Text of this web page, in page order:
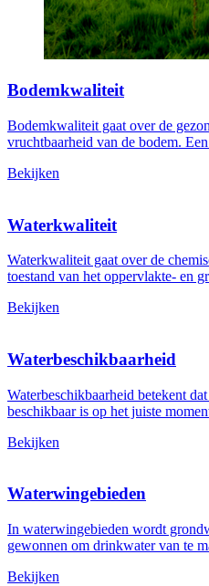
Bodemkwaliteit
Bodemkwaliteit gaat over de
vruchtbaarheid van de bodem.
Bekijken
Waterkwaliteit
Waterkwaliteit gaat over de
toestand van het oppervlakte- en
Bekijken
Waterbeschikbaarheid
Waterbeschikbaarheid betekent
beschikbaar is op het juiste
Bekijken
Waterwingebieden
In waterwingebieden wordt
gewonnen om drinkwater van te
Bekijken